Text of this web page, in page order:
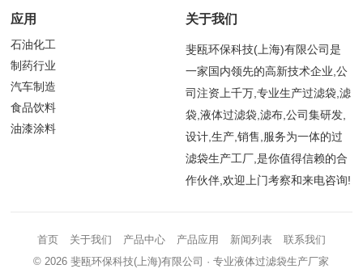
应用
石油化工
制药行业
汽车制造
食品饮料
油漆涂料
关于我们
斐瓯环保科技(上海)有限公司是
一家国内领先的高新技术企业,公
司注资上千万,专业生产过滤袋,滤
袋,液体过滤袋,滤布,公司集研发,
设计,生产,销售,服务为一体的过
滤袋生产工厂,是你值得信赖的合
作伙伴,欢迎上门考察和来电咨询!
首页 关于我们 产品中心 产品应用 新闻列表
联系我们
© 2026斐瓯环保科技(上海)有限公司 · 专业液体过滤袋生产厂家